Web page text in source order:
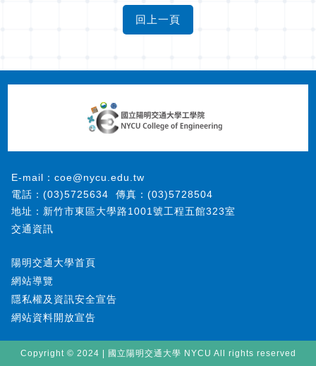
E-mail：coe@nycu.edu.tw
電話：(03)5725634
傳真：(03)5728504
地址：新竹市東區大學路1001號工程五館323室
交通資訊
陽明交通大學首頁
網站導覽
隱私權及資訊安全宣告
網站資料開放宣告
Copyright © 2024 | 國立陽明交通大學 NYCU All rights reserved